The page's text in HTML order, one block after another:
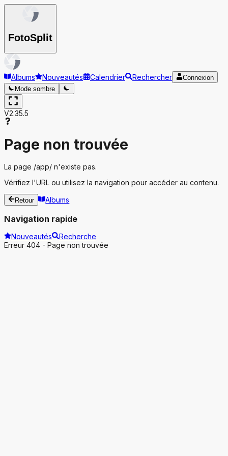
FotoSplit
Albums Nouveautés Calendrier Rechercher
Connexion
Mode sombre
V2.35.5
Page non trouvée
La page /app/ n'existe pas.
Vérifiez l'URL ou utilisez la navigation pour accéder au contenu.
Retour Albums
Navigation rapide
Nouveautés
Recherche
Erreur 404 - Page non trouvée